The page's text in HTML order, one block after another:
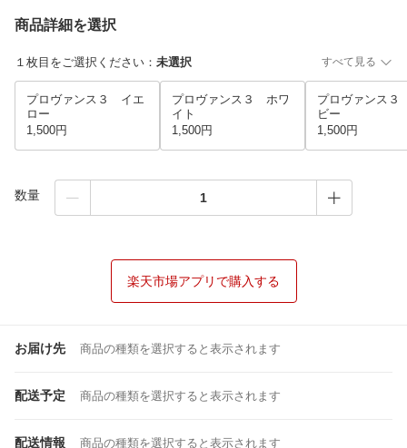
商品詳細を選択
１枚目をご選択ください ： 未選択 すべて見る
プロヴァンス３ イエ
ロー
1,500円
プロヴァンス３ ホワ
イト
1,500円
プロヴァンス
ビー
1,500円
数量
楽天市場アプリで購入する
お届け先 商品の種類を選択すると表示されます
配送予定 商品の種類を選択すると表示されます
配送情報 商品の種類を選択すると表示されます